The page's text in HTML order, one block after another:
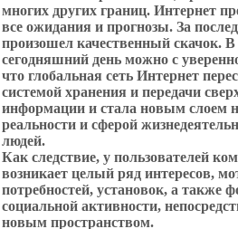
многих других границ. Интернет
все ожидания и прогнозы. За
произошел качественный скачок. В
сегодняшний день можно с
что глобальная сеть Интернет
системой хранения и передачи
информации и стала новым слоем
реальности и сферой
людей.
Как следствие, у пользователей
возникает целый ряд интересов,
потребностей, установок, а также
социальной активности,
новым пространством.